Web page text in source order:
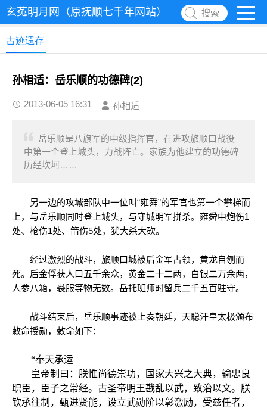
玄菟明月网（原抚顺七千年网站） 搜索
古迹遗存
孙相适：岳乐顺的功德碑(2)
2013-06-05 16:31 孙相适
岳乐顺是八旗军的中级指挥官，在进攻旅顺口战役
中第一个登上城头，力战阵亡。家族为他建立的功德碑
历经坎坷……
另一边的攻城部队中一位叫“雍舜”的军官也第一个攀梯而
上，与岳乐顺同时登上城头，与守城明军拼杀。雍舜中炮伤1
处、枪伤1处、箭伤5处，犹大杀大砍。
经过激烈的战斗，旅顺口城被后金军占领，黄龙自刎而
死。后金俘获人口五千余众，黄金二十二两，白银二万余两，
人参八箱，裘服等物无数。岳托班师时留兵二千五百驻守。
战斗结束后，岳乐顺事迹被上奏朝廷，天聪汗皇太极颁布
敕命授勋，敕命如下：
“奉天承运
皇帝制曰：朕惟尚德崇功，国家大兴之大典，输忠良
职臣，臣子之常经。古圣帝明王戡乱以武，致治以文。朕
钦承往制，甄进贤能，设立武勋阶以彰激励，受兹任者，